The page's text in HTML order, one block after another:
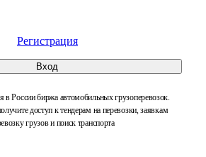
Регистрация
Вход
России биржа автомобильных грузоперевозок.
доступ к тендерам на перевозки, заявкам
грузов и поиск транспорта